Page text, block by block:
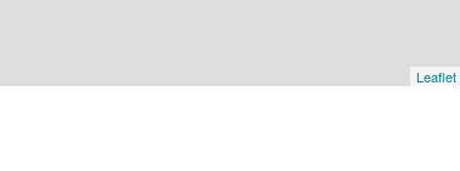
Leaflet